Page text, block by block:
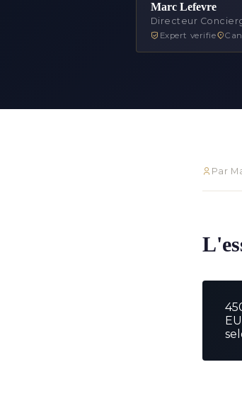
Marc Lefevre
Directeur
Expert verifie
Par